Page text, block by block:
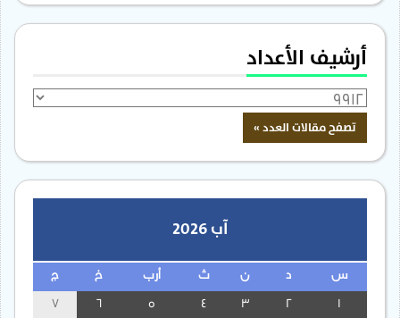
أرشيف الأعداد
آب 2026
س ن ث أرب خ ج
3